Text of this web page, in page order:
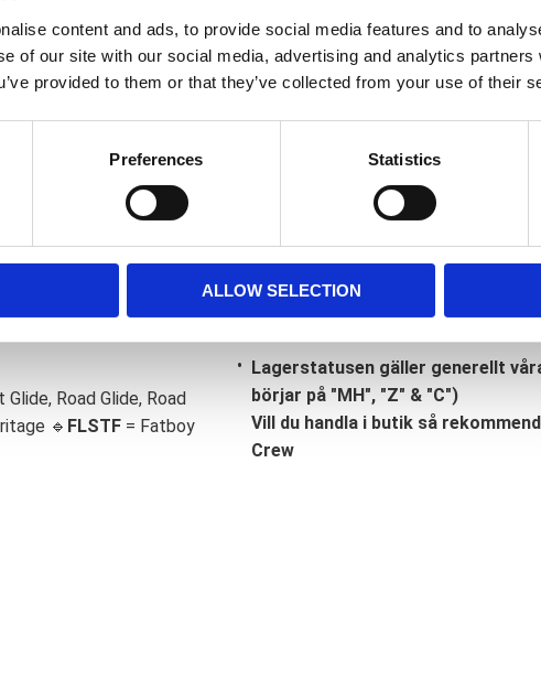
content and ads, to provide social media features and to
of our site with our social media, advertising and analytics
provided to them or that they’ve collected from your use of their
Preferences Statistics
ALLOW SELECTION
Road Glide, Road
🔹 FLSTF = Fatboy
Lagerstatusen gäller generellt
börjar på "MH", "Z" & "C")
Vill du handla i butik så
Crew